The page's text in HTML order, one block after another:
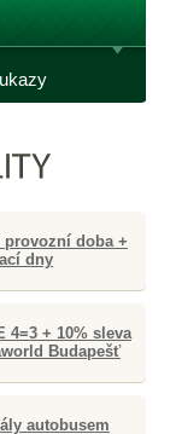
provozní doba +
dny
4=3 + 10% sleva
Budapešť
autobusem